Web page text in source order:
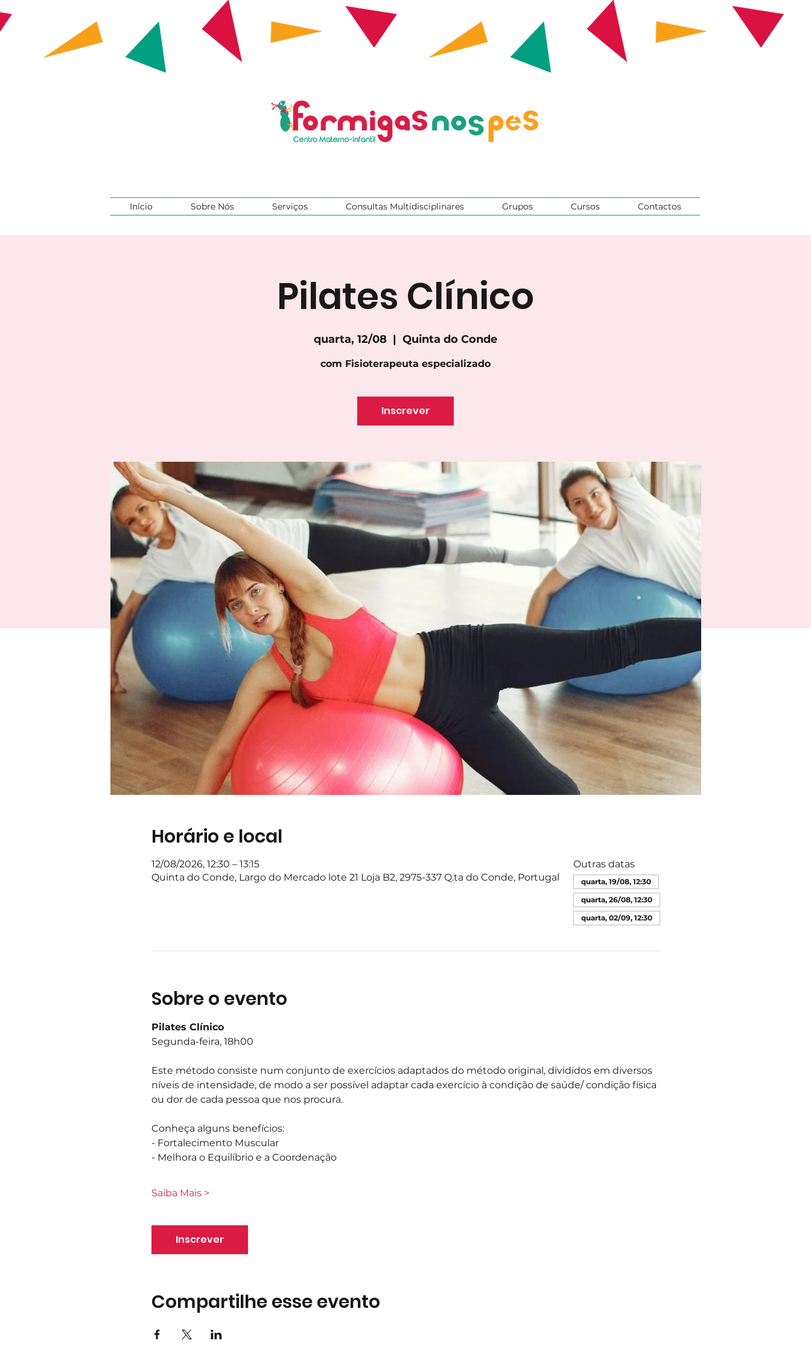
Início Sobre Nós Serviços Consultas Multidisciplinares Grupos Cursos Contactos
Pilates Clínico
quarta, 12/08
  |
Quinta do Conde
com Fisioterapeuta especializado
Inscrever
Horário e local
12/08/2026, 12:30 – 13:15
Quinta do Conde, Largo do Mercado lote 21 Loja B2, 2975-337 Q.ta do Conde, Portugal
Outras datas
quarta, 19/08, 12:30
quarta, 26/08, 12:30
quarta, 02/09, 12:30
Sobre o evento
Pilates Clínico
Segunda-feira, 18h00
Este método consiste num conjunto de exercícios adaptados do método original, divididos em diversos
níveis de intensidade, de modo a ser possível adaptar cada exercício à condição de saúde/ condição física
ou dor de cada pessoa que nos procura.
Conheça alguns benefícios:
- Fortalecimento Muscular
- Melhora o Equilíbrio e a Coordenação
Saiba Mais >
Inscrever
Compartilhe esse evento